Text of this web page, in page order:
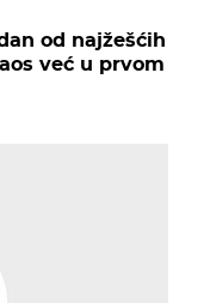
od najžešćih
već u prvom